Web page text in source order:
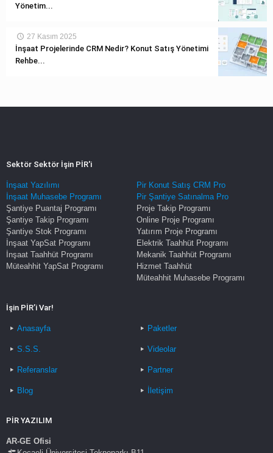
Yönetim...
27 Kasım 2025
İnşaat Projelerinde CRM Nedir? Konut Satış Yönetimi
Rehbe...
Sektör Sektör İşin PİR'i
İnşaat Yazılımı
İnşaat Muhasebe Programı
Şantiye Puantaj Programı
Şantiye Takip Programı
Şantiye Stok Programı
İnşaat YapSat Programı
İnşaat Taahhüt Programı
Müteahhit YapSat Programı
Pir Konut Satış CRM Pro
Pir Şantiye Satınalma Pro
Proje Takip Programı
Online Proje Programı
Yatırım Proje Programı
Elektrik Taahhüt Programı
Mekanik Taahhüt Programı
Hizmet Taahhüt
Müteahhit Muhasebe Programı
İşin PİR’i Var!
Anasayfa Paketler
S.S.S. Videolar
Referanslar Partner
Blog İletişim
PİR YAZILIM
AR-GE Ofisi